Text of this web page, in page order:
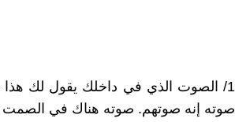
1/ الصوت الذي في داخلك يقول لك
صوته إنه صوتهم. صوته هناك في الصمت